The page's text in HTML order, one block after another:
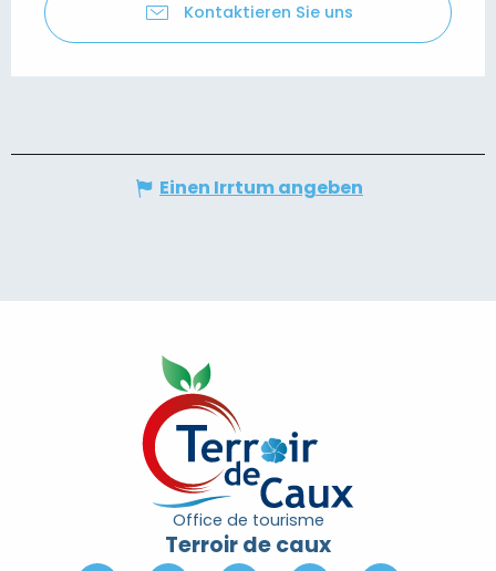
Kontaktieren Sie uns
Einen Irrtum angeben
Office de tourisme
Terroir de caux